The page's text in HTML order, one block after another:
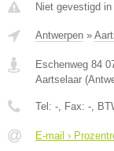
Niet gevestigd
Antwerpen »
Eschenweg 84
Aartselaar (
Tel: -, Fax: -,
E-mail ›